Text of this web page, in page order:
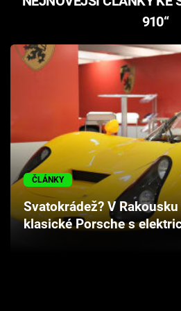
Filmy
Hry
Cool Esport
Pořady
910“
ČLÁNKY
Svatokrádež? V
klasické Porsche s